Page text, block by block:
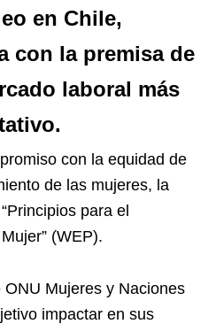
en Chile,
con la premisa de
laboral más
con la equidad de
de las mujeres, la
para el
(WEP).
Mujeres y Naciones
impactar en sus